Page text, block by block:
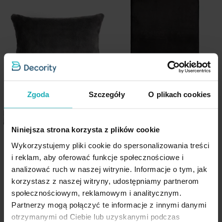
Zgoda Szczegóły O plikach cookies
Niniejsza strona korzysta z plików cookie
Wykorzystujemy pliki cookie do spersonalizowania treści
i reklam, aby oferować funkcje społecznościowe i
analizować ruch w naszej witrynie. Informacje o tym, jak
korzystasz z naszej witryny, udostępniamy partnerom
społecznościowym, reklamowym i analitycznym.
Partnerzy mogą połączyć te informacje z innymi danymi
otrzymanymi od Ciebie lub uzyskanymi podczas
Pobierz instrukcję użytkowania i bezpieczeństwa produktu
Cechy produktu:
Materiał: futrzana tkanina (przód) + welwet (tył)
Jednokolorowa, miękka i przyjemna w dotyku
Zamek błyskawiczny – szybka wymiana poszewki
Wymiary:45 × 45 cm
Dostępna w wielu kolorach i rozmiarach
Styl: elegancki, przytulny, nowoczesny
Idealna do salonu, sypialni i pokoju dziennego
Poszewka na poduszkę 30x50
cm stalowa z miękkiej
futrzanej tkaniny NINA
Eurofirany
Dywanik łazienkowy z
futrzanej tkaniny
podgumowany 50x70 cm
Eurofirany
28,62 zł
-30%
Najniższa cena z 30 dni przed
obniżką:40,90 zł